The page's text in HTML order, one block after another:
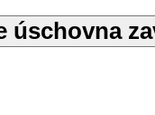
úschovna